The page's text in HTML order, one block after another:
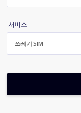
서비스
쓰레기 SIM